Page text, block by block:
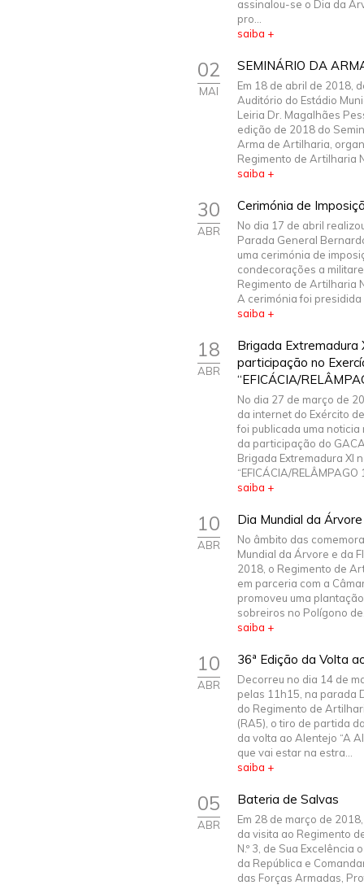
assinalou-se o Dia da
pro...
saiba +
02
MAI
SEMINÁRIO DA
Em 18 de abril de 2018,
Auditório do Estádio
Leiria Dr. Magalhães
edição de 2018 do
Arma de Artilharia,
Regimento de Artilharia
saiba +
30
ABR
Cerimónia de
No dia 17 de abril
Parada General
uma cerimónia de
condecorações a
Regimento de Artilharia
A cerimónia foi presidida
saiba +
18
ABR
Brigada Extremadura
participação no
“EFICÁCIA/
No dia 27 de março de
da internet do Exército
foi publicada uma noticia
da participação do
Brigada Extremadura XI
“EFICÁCIA/RELÂMPAGO
saiba +
10
ABR
Dia Mundial da
No âmbito das
Mundial da Árvore e da
2018, o Regimento de
em parceria com a
promoveu uma
sobreiros no Polígono
saiba +
10
ABR
36ª Edição da Volta
Decorreu no dia 14 de
pelas 11h15, na parada
do Regimento de
(RA5), o tiro de partida
da volta ao Alentejo “A
que vai estar na estra...
saiba +
05
ABR
Bateria de Salvas
Em 28 de março de
da visita ao Regimento
N.º 3, de Sua Excelência
da República e
das Forças Armadas,